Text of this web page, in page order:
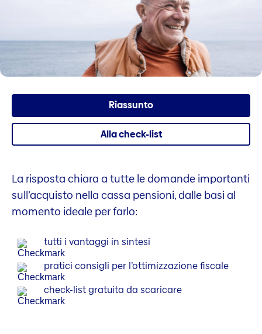
Riassunto
Alla check-list
La risposta chiara a tutte le domande importanti
sull’acquisto nella cassa pensioni, dalle basi al
momento ideale per farlo:
tutti i vantaggi in sintesi
pratici consigli per l’ottimizzazione fiscale
check-list gratuita da scaricare